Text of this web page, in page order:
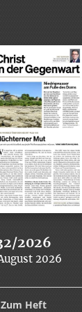
2026
: 2026
Zum Heft